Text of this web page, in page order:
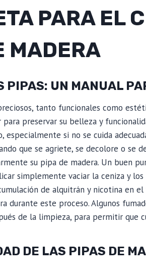
PARA EL
MADERA
PIPAS: UN MANUAL
tanto funcionales como
preservar su belleza y
si no se cuida
que se agriete, se decolore o se
su pipa de madera. Un buen
simplemente vaciar la ceniza y
de alquitrán y nicotina en
durante este proceso. Algunos
de la limpieza, para permitir que
DE LAS PIPAS DE